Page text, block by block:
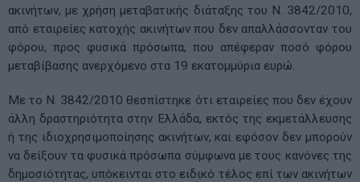
ακινήτων, με χρήση μεταβατικής διάταξης του Ν. 3842/2010,
από εταιρείες κατοχής ακινήτων που δεν απαλλάσσονταν του
φόρου, προς φυσικά πρόσωπα, που απέφεραν ποσό φόρου
μεταβίβασης ανερχόμενο στα 19 εκατομμύρια ευρώ.
Με το Ν. 3842/2010 θεσπίστηκε ότι εταιρείες που δεν έχουν
άλλη δραστηριότητα στην Ελλάδα, εκτός της εκμετάλλευσης
ή της ιδιοχρησιμοποίησης ακινήτων, και εφόσον δεν μπορούν
να δείξουν τα φυσικά πρόσωπα σύμφωνα με τους κανόνες της
δημοσιότητας, υπόκεινται στο ειδικό τέλος επί των ακινήτων